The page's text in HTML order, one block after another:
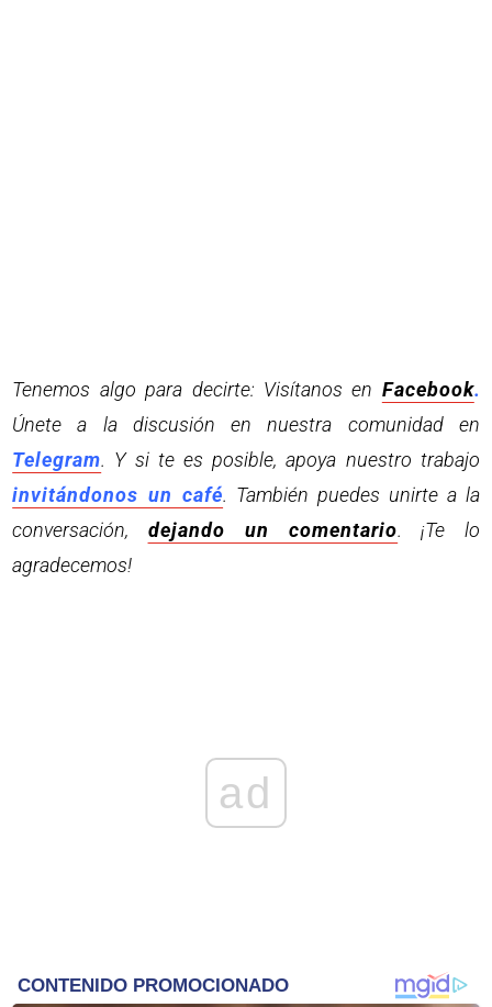
Tenemos algo para decirte: Visítanos en Facebook.
Únete a la discusión en nuestra comunidad en
Telegram. Y si te es posible, apoya nuestro trabajo
invitándonos un café. También puedes unirte a la
conversación, dejando un comentario. ¡Te lo
agradecemos!
ad